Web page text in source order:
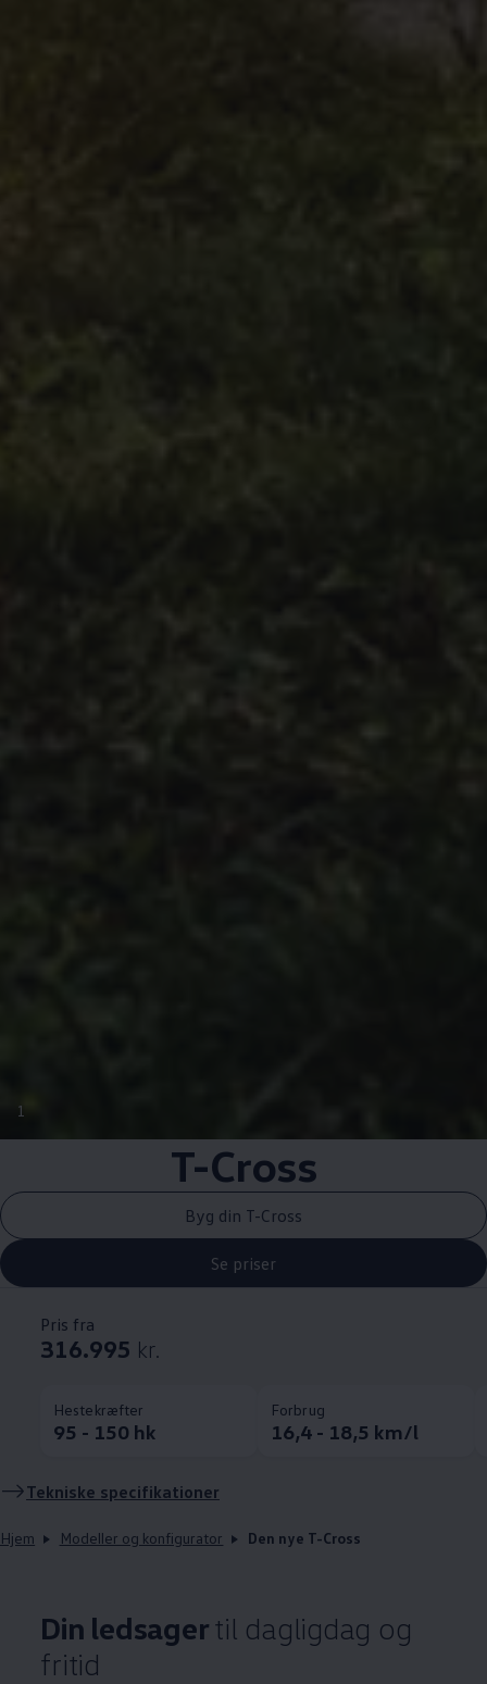
1
T-Cross
Byg din T-Cross
Se priser
Pris fra
316.995 kr.
Hestekræfter
95 - 150 hk
Forbrug
16,4 - 18,5 km/l
Tekniske specifikationer
Hjem Modeller og konfigurator Den nye T-Cross
Din ledsagertil dagligdag og
fritid